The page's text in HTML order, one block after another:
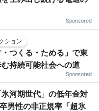
Sponsored
ション
つくる・ためる」で東
持続可能社会への道
Sponsored
河期世代」の低年金対
男性の非正規率「超氷